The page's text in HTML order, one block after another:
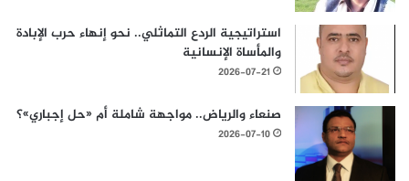
استراتيجية الردع التماثلي.. نحو إنهاء حرب الإبادة
والمأساة الإنسانية
2026-07-21
صنعاء والرياض.. مواجهة شاملة أم «حل إجباري»؟
2026-07-10